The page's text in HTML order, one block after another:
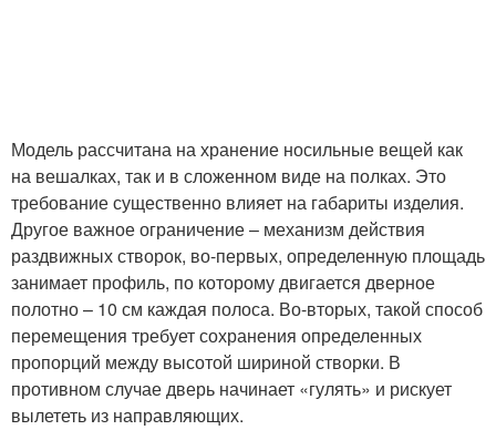
Модель рассчитана на хранение носильные вещей как
на вешалках, так и в сложенном виде на полках. Это
требование существенно влияет на габариты изделия.
Другое важное ограничение – механизм действия
раздвижных створок, во-первых, определенную площадь
занимает профиль, по которому двигается дверное
полотно – 10 см каждая полоса. Во-вторых, такой способ
перемещения требует сохранения определенных
пропорций между высотой шириной створки. В
противном случае дверь начинает «гулять» и рискует
вылететь из направляющих.